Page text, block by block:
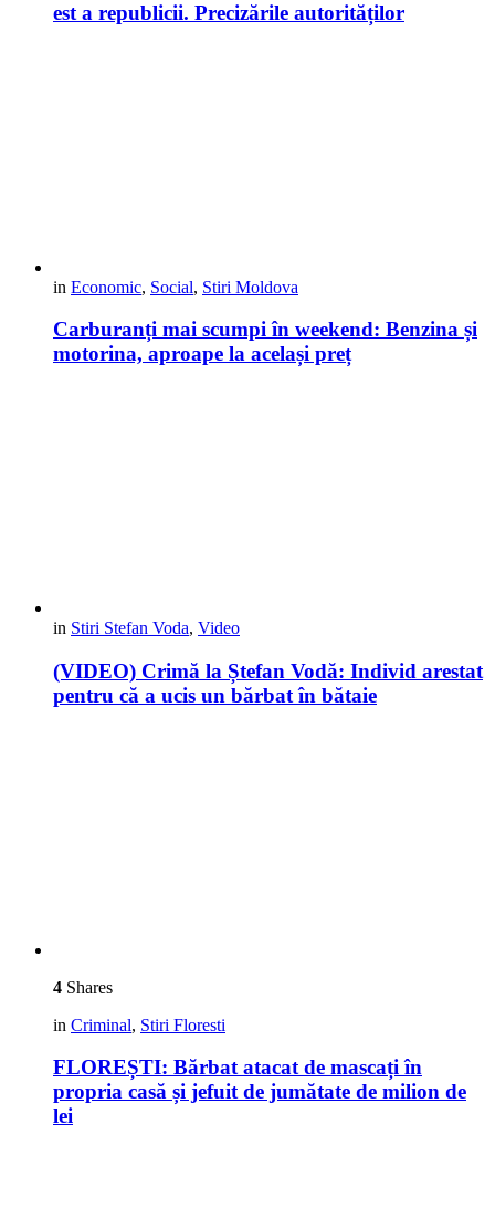
est a republicii. Precizările autorităților
in Economic, Social, Stiri Moldova
Carburanți mai scumpi în weekend: Benzina și
motorina, aproape la același preț
in Stiri Stefan Voda, Video
(VIDEO) Crimă la Ștefan Vodă: Individ arestat
pentru că a ucis un bărbat în bătaie
4 Shares
in Criminal, Stiri Floresti
FLOREȘTI: Bărbat atacat de mascați în
propria casă și jefuit de jumătate de milion de
lei